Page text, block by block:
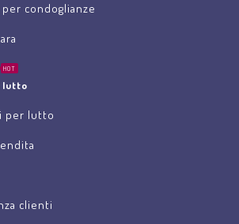
condoglianze
HOT
lutto
per lutto
clienti